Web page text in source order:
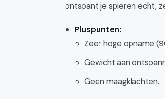
ontspant je spieren echt,
Pluspunten:
Zeer hoge opname
Gewicht aan
Geen maagklachten.